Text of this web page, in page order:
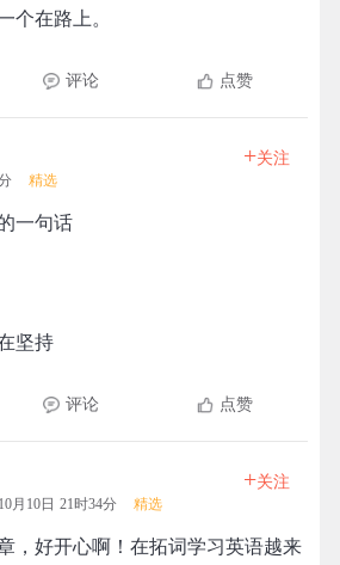
个在路上。
评论 点赞
精选
+关注
一句话
坚持
评论 点赞
10月10日 21时34分 精选
+关注
，好开心啊！在拓词学习英语越来